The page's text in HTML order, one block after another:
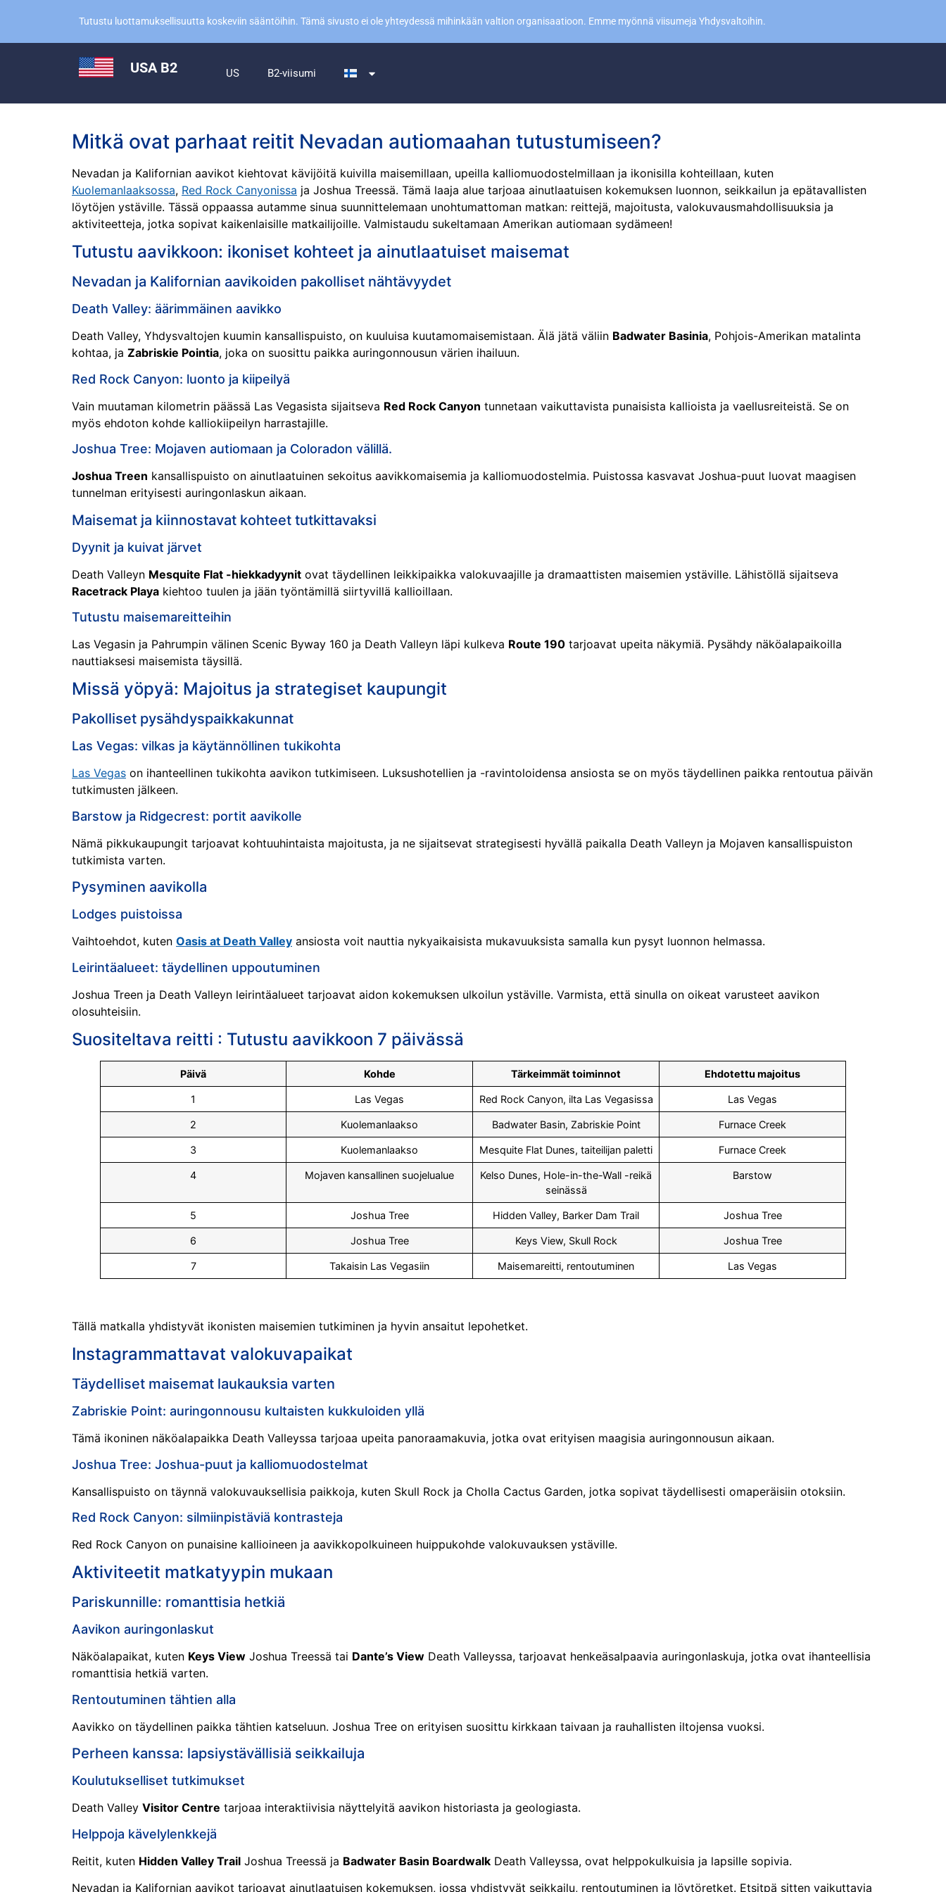
Tutustu luottamuksellisuutta koskeviin sääntöihin. Tämä sivusto ei ole yhteydessä mihinkään valtion organisaatioon. Emme myönnä viisumeja Yhdysvaltoihin.
USA B2 US B2-viisumi
Mitkä ovat parhaat reitit Nevadan autiomaahan tutustumiseen?
Nevadan ja Kalifornian aavikot kiehtovat kävijöitä kuivilla maisemillaan, upeilla kalliomuodostelmillaan ja ikonisilla kohteillaan, kuten
Kuolemanlaaksossa, Red Rock Canyonissa ja Joshua Treessä. Tämä laaja alue tarjoaa ainutlaatuisen kokemuksen luonnon, seikkailun ja epätavallisten
löytöjen ystäville. Tässä oppaassa autamme sinua suunnittelemaan unohtumattoman matkan: reittejä, majoitusta, valokuvausmahdollisuuksia ja
aktiviteetteja, jotka sopivat kaikenlaisille matkailijoille. Valmistaudu sukeltamaan Amerikan autiomaan sydämeen!
Tutustu aavikkoon: ikoniset kohteet ja ainutlaatuiset maisemat
Nevadan ja Kalifornian aavikoiden pakolliset nähtävyydet
Death Valley: äärimmäinen aavikko
Death Valley, Yhdysvaltojen kuumin kansallispuisto, on kuuluisa kuutamomaisemistaan. Älä jätä väliin Badwater Basinia, Pohjois-Amerikan matalinta
kohtaa, ja Zabriskie Pointia, joka on suosittu paikka auringonnousun värien ihailuun.
Red Rock Canyon: luonto ja kiipeilyä
Vain muutaman kilometrin päässä Las Vegasista sijaitseva Red Rock Canyon tunnetaan vaikuttavista punaisista kallioista ja vaellusreiteistä. Se on
myös ehdoton kohde kalliokiipeilyn harrastajille.
Joshua Tree: Mojaven autiomaan ja Coloradon välillä.
Joshua Treen kansallispuisto on ainutlaatuinen sekoitus aavikkomaisemia ja kalliomuodostelmia. Puistossa kasvavat Joshua-puut luovat maagisen
tunnelman erityisesti auringonlaskun aikaan.
Maisemat ja kiinnostavat kohteet tutkittavaksi
Dyynit ja kuivat järvet
Death Valleyn Mesquite Flat -hiekkadyynit ovat täydellinen leikkipaikka valokuvaajille ja dramaattisten maisemien ystäville. Lähistöllä sijaitseva
Racetrack Playa kiehtoo tuulen ja jään työntämillä siirtyvillä kallioillaan.
Tutustu maisemareitteihin
Las Vegasin ja Pahrumpin välinen Scenic Byway 160 ja Death Valleyn läpi kulkeva Route 190 tarjoavat upeita näkymiä. Pysähdy näköalapaikoilla
nauttiaksesi maisemista täysillä.
Missä yöpyä: Majoitus ja strategiset kaupungit
Pakolliset pysähdyspaikkakunnat
Las Vegas: vilkas ja käytännöllinen tukikohta
Las Vegas on ihanteellinen tukikohta aavikon tutkimiseen. Luksushotellien ja -ravintoloidensa ansiosta se on myös täydellinen paikka rentoutua päivän
tutkimusten jälkeen.
Barstow ja Ridgecrest: portit aavikolle
Nämä pikkukaupungit tarjoavat kohtuuhintaista majoitusta, ja ne sijaitsevat strategisesti hyvällä paikalla Death Valleyn ja Mojaven kansallispuiston
tutkimista varten.
Pysyminen aavikolla
Lodges puistoissa
Vaihtoehdot, kuten Oasis at Death Valley ansiosta voit nauttia nykyaikaisista mukavuuksista samalla kun pysyt luonnon helmassa.
Leirintäalueet: täydellinen uppoutuminen
Joshua Treen ja Death Valleyn leirintäalueet tarjoavat aidon kokemuksen ulkoilun ystäville. Varmista, että sinulla on oikeat varusteet aavikon
olosuhteisiin.
Suositeltava reitti : Tutustu aavikkoon 7 päivässä
Päivä Kohde Tärkeimmät toiminnot Ehdotettu majoitus
1 Las Vegas Red Rock Canyon, ilta Las Vegasissa Las Vegas
2 Kuolemanlaakso Badwater Basin, Zabriskie Point Furnace Creek
3 Kuolemanlaakso Mesquite Flat Dunes, taiteilijan paletti Furnace Creek
4 Mojaven kansallinen suojelualue
Kelso Dunes, Hole-in-the-Wall -reikä
seinässä
Barstow
5 Joshua Tree Hidden Valley, Barker Dam Trail Joshua Tree
6 Joshua Tree Keys View, Skull Rock Joshua Tree
7 Takaisin Las Vegasiin Maisemareitti, rentoutuminen Las Vegas
Tällä matkalla yhdistyvät ikonisten maisemien tutkiminen ja hyvin ansaitut lepohetket.
Instagrammattavat valokuvapaikat
Täydelliset maisemat laukauksia varten
Zabriskie Point: auringonnousu kultaisten kukkuloiden yllä
Tämä ikoninen näköalapaikka Death Valleyssa tarjoaa upeita panoraamakuvia, jotka ovat erityisen maagisia auringonnousun aikaan.
Joshua Tree: Joshua-puut ja kalliomuodostelmat
Kansallispuisto on täynnä valokuvauksellisia paikkoja, kuten Skull Rock ja Cholla Cactus Garden, jotka sopivat täydellisesti omaperäisiin otoksiin.
Red Rock Canyon: silmiinpistäviä kontrasteja
Red Rock Canyon on punaisine kallioineen ja aavikkopolkuineen huippukohde valokuvauksen ystäville.
Aktiviteetit matkatyypin mukaan
Pariskunnille: romanttisia hetkiä
Aavikon auringonlaskut
Näköalapaikat, kuten Keys View Joshua Treessä tai Dante’s View Death Valleyssa, tarjoavat henkeäsalpaavia auringonlaskuja, jotka ovat ihanteellisia
romanttisia hetkiä varten.
Rentoutuminen tähtien alla
Aavikko on täydellinen paikka tähtien katseluun. Joshua Tree on erityisen suosittu kirkkaan taivaan ja rauhallisten iltojensa vuoksi.
Perheen kanssa: lapsiystävällisiä seikkailuja
Koulutukselliset tutkimukset
Death Valley Visitor Centre tarjoaa interaktiivisia näyttelyitä aavikon historiasta ja geologiasta.
Helppoja kävelylenkkejä
Reitit, kuten Hidden Valley Trail Joshua Treessä ja Badwater Basin Boardwalk Death Valleyssa, ovat helppokulkuisia ja lapsille sopivia.
Nevadan ja Kalifornian aavikot tarjoavat ainutlaatuisen kokemuksen, jossa yhdistyvät seikkailu, rentoutuminen ja löytöretket. Etsitpä sitten vaikuttavia